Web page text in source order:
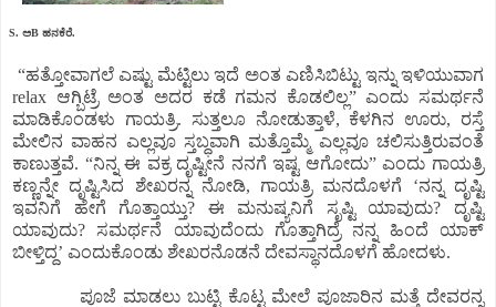
S. ಅB ಹನಕೆರೆ.
“ಹತ್ತೋವಾಗಲೆ ಎಷ್ಟು ಮೆಟ್ಟಿಲು ಇದೆ ಅಂತ ಎಣಿಸಿಬಿಟ್ಟು ಇನ್ನು ಇಳಿಯುವಾಗ
relax ಆಗ್ಬಿಟ್ರೆ ಅಂತ ಅದರ ಕಡೆ ಗಮನ ಕೊಡಲಿಲ್ಲ” ಎಂದು ಸಮರ್ಥನೆ
ಮಾಡಿಕೊಂಡಳು ಗಾಯತ್ರಿ. ಸುತ್ತಲೂ ನೋಡುತ್ತಾಳೆ, ಕೆಳಗಿನ ಊರು, ರಸ್ತೆ
ಮೇಲಿನ ವಾಹನ ಎಲ್ಲವೂ ಸ್ತಬ್ಧವಾಗಿ ಮತ್ತೊಮ್ಮೆ ಎಲ್ಲವೂ ಚಲಿಸುತ್ತಿರುವಂತೆ
ಕಾಣುತ್ತವೆ. “ನಿನ್ನ ಈ ವಕ್ರ ದೃಷ್ಟೀನೆ ನನಗೆ ಇಷ್ಟ ಆಗೋದು” ಎಂದು ಗಾಯತ್ರಿ
ಕಣ್ಣನ್ನೇ ದೃಷ್ಟಿಸಿದ ಶೇಖರನ್ನ ನೋಡಿ, ಗಾಯತ್ರಿ ಮನದೊಳಗೆ ‘ನನ್ನ ದೃಷ್ಟಿ
ಇವನಿಗೆ ಹೇಗೆ ಗೊತ್ತಾಯ್ತು? ಈ ಮನುಷ್ಯನಿಗೆ ಸೃಷ್ಟಿ ಯಾವುದು? ದೃಷ್ಟಿ
ಯಾವುದು? ಸಮರ್ಥನೆ ಯಾವುದೆಂದು ಗೊತ್ತಾಗಿದ್ರೆ ನನ್ನ ಹಿಂದೆ ಯಾಕ್
ಬೀಳ್ತಿದ್ದ’ ಎಂದುಕೊಂಡು ಶೇಖರನೊಡನೆ ದೇವಸ್ಥಾನದೊಳಗೆ ಹೋದಳು.
ಪೂಜೆ ಮಾಡಲು ಬುಟ್ಟಿ ಕೊಟ್ಟ ಮೇಲೆ ಪೂಜಾರಿನ ಮತ್ತೆ ದೇವರನ್ನ